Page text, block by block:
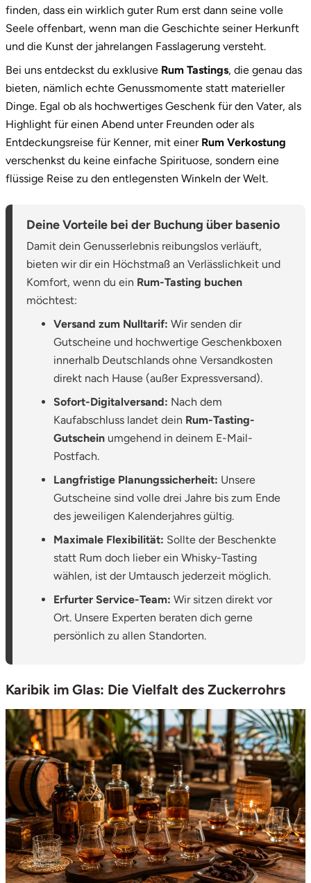
finden, dass ein wirklich guter Rum erst dann seine volle
Seele offenbart, wenn man die Geschichte seiner Herkunft
und die Kunst der jahrelangen Fasslagerung versteht.
Bei uns entdeckst du exklusive Rum Tastings, die genau das
bieten, nämlich echte Genussmomente statt materieller
Dinge. Egal ob als hochwertiges Geschenk für den Vater, als
Highlight für einen Abend unter Freunden oder als
Entdeckungsreise für Kenner, mit einer Rum Verkostung
verschenkst du keine einfache Spirituose, sondern eine
flüssige Reise zu den entlegensten Winkeln der Welt.
Deine Vorteile bei der Buchung über basenio
Damit dein Genusserlebnis reibungslos verläuft,
bieten wir dir ein Höchstmaß an Verlässlichkeit und
Komfort, wenn du ein Rum-Tasting buchen
möchtest:
Versand zum Nulltarif: Wir senden dir
Gutscheine und hochwertige Geschenkboxen
innerhalb Deutschlands ohne Versandkosten
direkt nach Hause (außer Expressversand).
Sofort-Digitalversand: Nach dem
Kaufabschluss landet dein Rum-Tasting-
Gutschein umgehend in deinem E-Mail-
Postfach.
Langfristige Planungssicherheit: Unsere
Gutscheine sind volle drei Jahre bis zum Ende
des jeweiligen Kalenderjahres gültig.
Maximale Flexibilität: Sollte der Beschenkte
statt Rum doch lieber ein Whisky-Tasting
wählen, ist der Umtausch jederzeit möglich.
Erfurter Service-Team: Wir sitzen direkt vor
Ort. Unsere Experten beraten dich gerne
persönlich zu allen Standorten.
Karibik im Glas: Die Vielfalt des Zuckerrohrs
Speyer
Stade
Steinburg
Stettiner Haff
Stormarn
Straubing
Stuttgart
Sulz am Neckar
Tannheimer Tal
Tegernsee
Teltow-Fläming
Uckermark
Viersen
Villingen Schwenningen
Vorpommern-Greifswald
Vorpommern-Rügen
Weimar
Wertach